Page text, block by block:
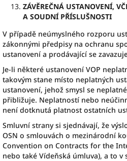
ZÁVĚREČNÁ USTANOVENÍ,
A SOUDNÍ PŘÍSLUŠNOSTI
V případě neúmyslného rozporu
zákonnými předpisy na ochranu
ustanovení a prodávající se
Je-li některé ustanovení VOP
takovým stane místo neplatných
ustanovení, jehož smysl se
přibližuje. Neplatností nebo
není dotknutá platnost ostatních
Smluvní strany si sjednávají, že
OSN o smlouvách o mezinárodní
Convention on Contracts for the
nebo také Vídeňská úmluva), a to v